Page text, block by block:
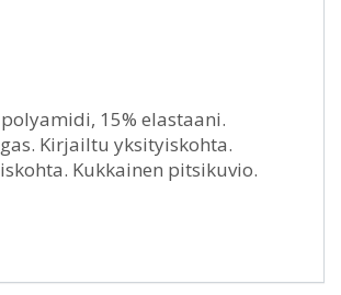
15% elastaani.
Kirjailtu yksityiskohta.
Kukkainen pitsikuvio.